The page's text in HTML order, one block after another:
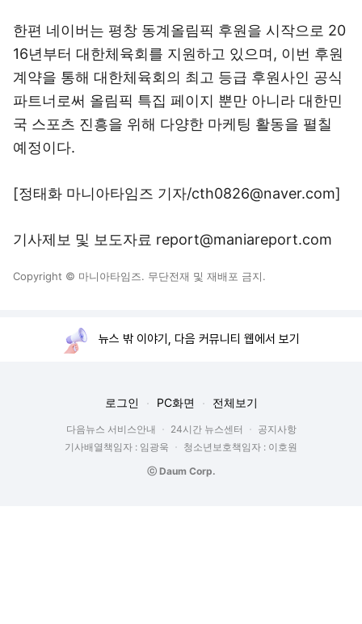
한편 네이버는 평창 동계올림픽 후원을 시작으로 20
16년부터 대한체육회를 지원하고 있으며, 이번 후원
계약을 통해 대한체육회의 최고 등급 후원사인 공식
파트너로써 올림픽 특집 페이지 뿐만 아니라 대한민
국 스포츠 진흥을 위해 다양한 마케팅 활동을 펼칠
예정이다.
[정태화 마니아타임즈 기자/cth0826@naver.com]
기사제보 및 보도자료 report@maniareport.com
Copyright © 마니아타임즈. 무단전재 및 재배포 금지.
뉴스 밖 이야기, 다음 커뮤니티 웹에서 보기
로그인 PC화면 전체보기
다음뉴스 서비스안내 24시간 뉴스센터
공지사항
기사배열책임자 : 임광욱
청소년보호책임자 : 이호원
ⓒ Daum Corp.